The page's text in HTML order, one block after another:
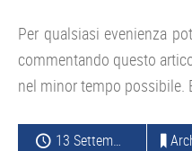
Per qualsiasi evenienza
commentando questo
nel minor tempo possibile.
13 Settembre 2014